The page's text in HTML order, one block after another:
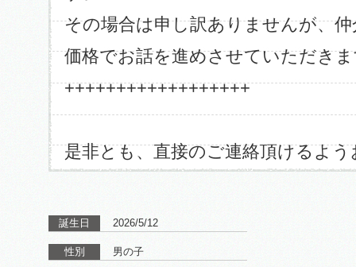
その場合は申し訳ありませんが、
価格でお話を進めさせていただき
++++++++++++++++++
是非とも、直接のご連絡頂けるよ
誕生日 2026/5/12
性別 男の子